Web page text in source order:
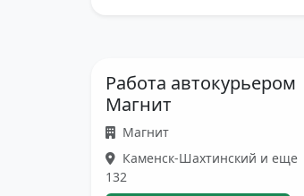
Работа автокурьером
Магнит
Магнит
Каменск-Шахтинский и еще
132